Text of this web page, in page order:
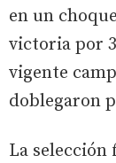
en un
victoria por
vigente
doblegaron
La selección